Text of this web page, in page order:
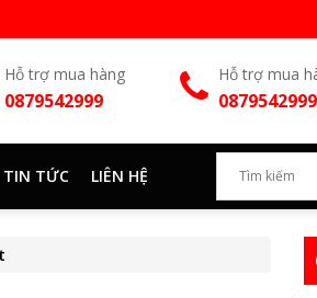
Hỗ trợ mua hàng
0879542999
Hỗ trợ mua
0879542999
TIN TỨC LIÊN HỆ